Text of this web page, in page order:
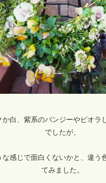
か白、紫系のパンジーやビオラ
でしたが、
な感じで面白くないかと、違う
てみました。